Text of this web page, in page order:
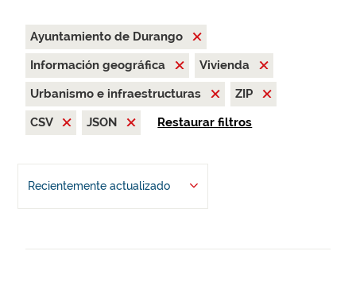
Ayuntamiento de Durango
Información geográfica
Vivienda
Urbanismo e infraestructuras
ZIP
CSV
JSON Restaurar filtros
Recientemente actualizado